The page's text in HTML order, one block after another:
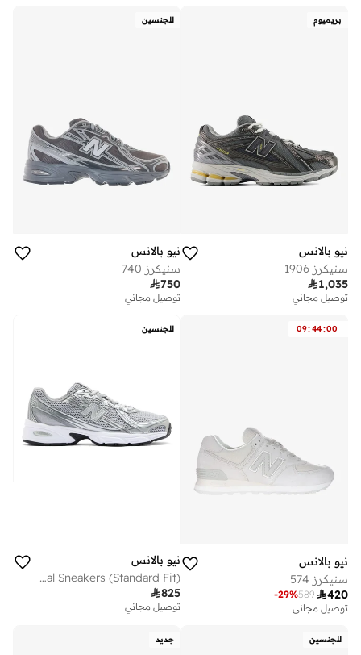
بريميوم
نيو بالانس
سنيكرز 1906
1,035
توصيل مجاني
للجنسين
نيو بالانس
سنيكرز 740
750
توصيل مجاني
09:44:00
نيو بالانس
سنيكرز 574
420
589
-29%
توصيل مجاني
للجنسين
نيو بالانس
Unisex 740 casual Sneakers (Standard Fit)
825
توصيل مجاني
للجنسين جديد